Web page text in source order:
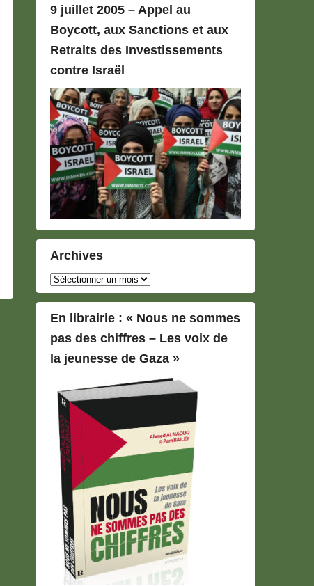
9 juillet 2005 – Appel au
Boycott, aux Sanctions et aux
Retraits des Investissements
contre Israël
Archives
Archives
En librairie : « Nous ne sommes
pas des chiffres – Les voix de
la jeunesse de Gaza »